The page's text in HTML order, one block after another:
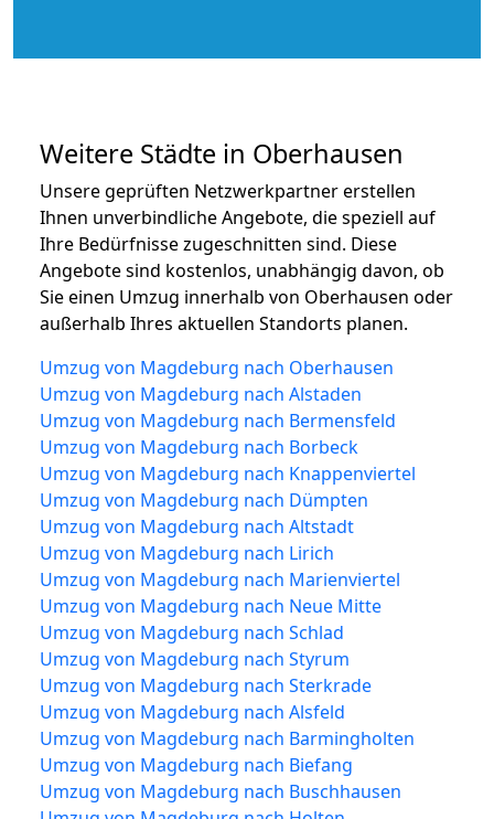
Weitere Städte in Oberhausen
Unsere geprüften Netzwerkpartner erstellen
Ihnen unverbindliche Angebote, die speziell auf
Ihre Bedürfnisse zugeschnitten sind. Diese
Angebote sind kostenlos, unabhängig davon, ob
Sie einen Umzug innerhalb von Oberhausen oder
außerhalb Ihres aktuellen Standorts planen.
Umzug von Magdeburg nach Oberhausen
Umzug von Magdeburg nach Alstaden
Umzug von Magdeburg nach Bermensfeld
Umzug von Magdeburg nach Borbeck
Umzug von Magdeburg nach Knappenviertel
Umzug von Magdeburg nach Dümpten
Umzug von Magdeburg nach Altstadt
Umzug von Magdeburg nach Lirich
Umzug von Magdeburg nach Marienviertel
Umzug von Magdeburg nach Neue Mitte
Umzug von Magdeburg nach Schlad
Umzug von Magdeburg nach Styrum
Umzug von Magdeburg nach Sterkrade
Umzug von Magdeburg nach Alsfeld
Umzug von Magdeburg nach Barmingholten
Umzug von Magdeburg nach Biefang
Umzug von Magdeburg nach Buschhausen